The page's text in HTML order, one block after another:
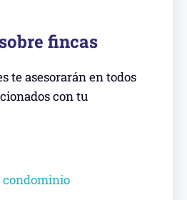
fincas
te asesorarán en todos
con tu